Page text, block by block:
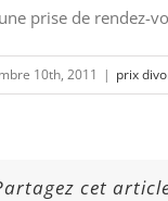
prise de rendez-
10th, 2011 | prix
cet